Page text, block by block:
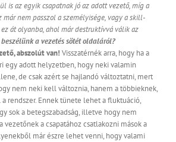
is az egyik csapatnak jó az adott vezető, míg a
már nem passzol a személyisége, vagy a skill-
át olyanba, ahol már destruktívvá válik az
a vezetés sötét oldaláról?
abszolút van! Visszatérnék arra, hogy ha a
egy adott helyzetben, hogy neki valamin
de csak azért se hajlandó változtatni, mert
nem neki kell változnia, hanem a többieknek,
a rendszer. Ennek tünete lehet a fluktuáció,
sok a betegszabadság, illetve hogy nem
vezetőnek a csapatához csatlakozni mások a
már észre lehet venni, hogy valami